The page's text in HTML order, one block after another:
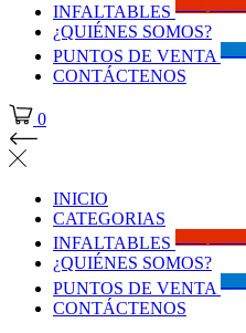
INFALTABLES
¿QUIÉNES SOMOS?
PUNTOS DE VENTA
CONTÁCTENOS
0
INICIO
CATEGORIAS
INFALTABLES
¿QUIÉNES SOMOS?
PUNTOS DE VENTA
CONTÁCTENOS